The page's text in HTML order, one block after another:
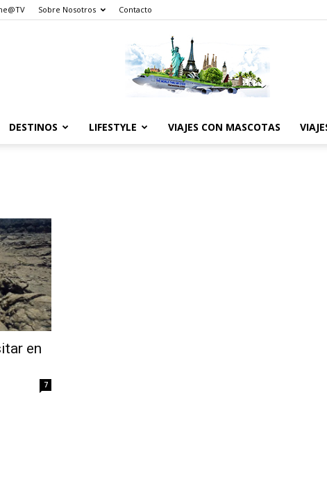
Sobre Nosotros Contacto
DESTINOS LIFESTYLE VIAJES CON MASCOTAS
en
7